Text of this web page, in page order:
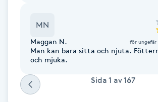
Fet hårbotten
Fettreducering
Fibromassage
MN
Maggan N. för ungefär
Man kan bara sitta och njuta.
och mjuka.
Sida 1 av167